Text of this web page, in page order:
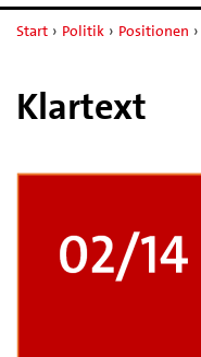
Start › Politik › Positionen ›
Klartext